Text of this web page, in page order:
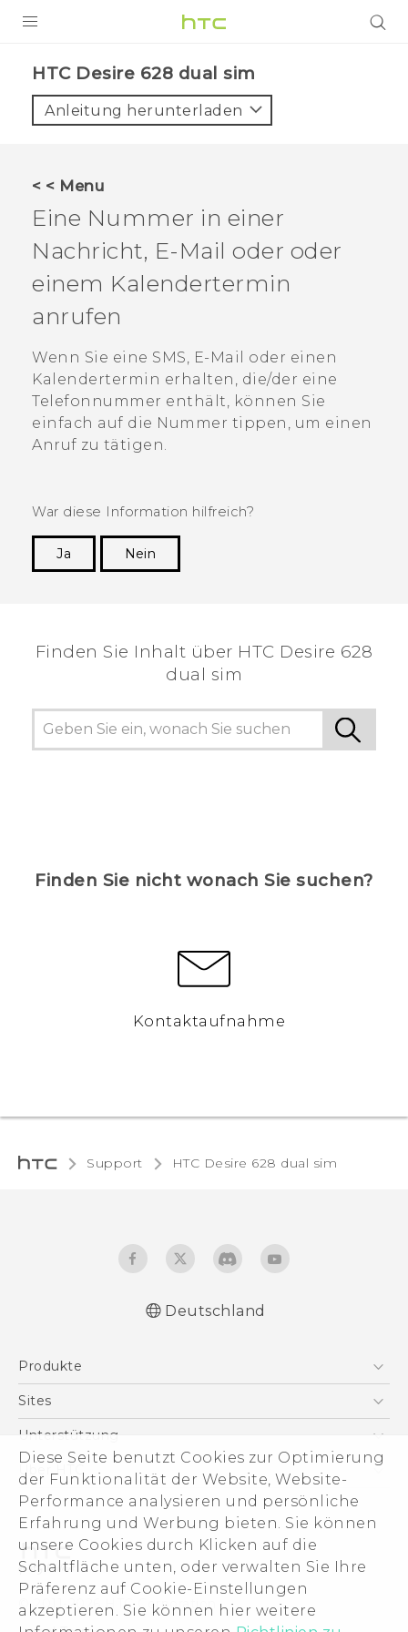
Diese Seite benutzt Cookies zur Optimierung
der Funktionalität der Website, Website-
Performance analysieren und persönliche
Erfahrung und Werbung bieten. Sie können
unsere Cookies durch Klicken auf die
Schaltfläche unten, oder verwalten Sie Ihre
Präferenz auf Cookie-Einstellungen
akzeptieren. Sie können hier weitere
VIVE
VIVERSE
UNTERSTÜTZUNG
HTC-Geräte und Zubehör
Anmelden
HTC Desire 628 dual sim‎
Anleitung herunterladen
< < Menu
Eine Nummer in einer
Nachricht, E-Mail oder oder
einem Kalendertermin
anrufen
Wenn Sie eine SMS, E-Mail oder einen
Kalendertermin erhalten, die/der eine
Telefonnummer enthält, können Sie
einfach auf die Nummer tippen, um einen
Anruf zu tätigen.
War diese Information hilfreich?
Ja
Nein
Finden Sie Inhalt über‎ HTC Desire 628
dual sim
Finden Sie nicht wonach Sie suchen?
Kontaktaufnahme
Support HTC Desire 628 dual sim‎
behördliche Bestimmungen
English - Quick start guide
English - User manual
English - Safety and regulatory guide
Deutschland
Produkte
Smartphones
VIVE
Zubehör
Sites
HTC Dev
HTC Vive
Unterstützung
Unterstützung
eCommerce Support
Über HTC
ESG
Impressum
Investor
Cookie Preferences
Offene Stellen
© 2011-2026 HTC Corporation